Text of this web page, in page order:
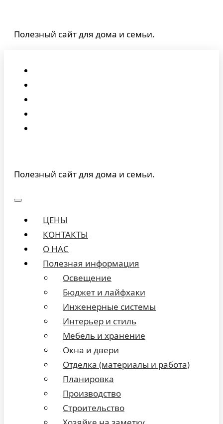
содержимому
Полезный сайт для дома и семьи.
Полезный сайт для дома и семьи.
ЦЕНЫ
КОНТАКТЫ
О НАС
Полезная информация
Освещение
Бюджет и лайфхаки
Инженерные системы
Интерьер и стиль
Мебель и хранение
Окна и двери
Отделка (материалы и работа)
Планировка
Производство
Строительство